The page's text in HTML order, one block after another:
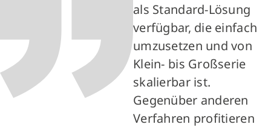
als Standard-Lösung
verfügbar, die einfach
umzusetzen und von
Klein- bis Großserie
skalierbar ist.
Gegenüber anderen
Verfahren profitieren